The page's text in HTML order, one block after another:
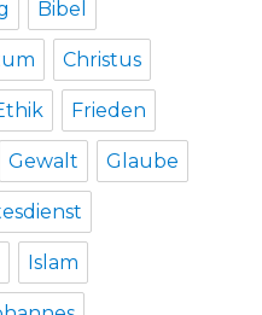
Bibel
Christus
Frieden
Gewalt Glaube
Islam